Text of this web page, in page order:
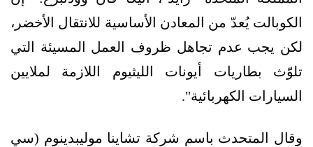
الكوبالت يُعدّ من المعادن الأساسية للانتقال الأخضر،
لكن يجب عدم تجاهل ظروف العمل المسيئة التي
تلوّث بطاريات أيونات الليثيوم اللازمة لملايين
السيارات الكهربائية".
وقال المتحدث باسم شركة تشاينا موليبدينوم (سي